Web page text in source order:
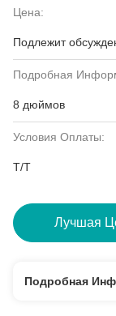
Цена:
Подлежит
Подробная
8 дюймов
Условия Оплаты:
T/T
Лучшая
Подробная